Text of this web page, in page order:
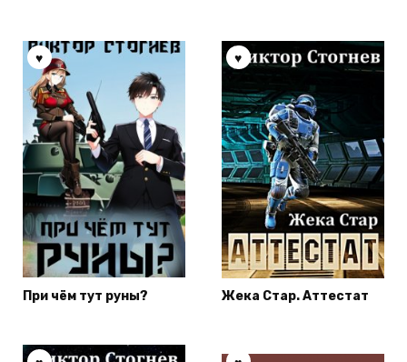
При чём тут руны? Жека Стар. Аттестат